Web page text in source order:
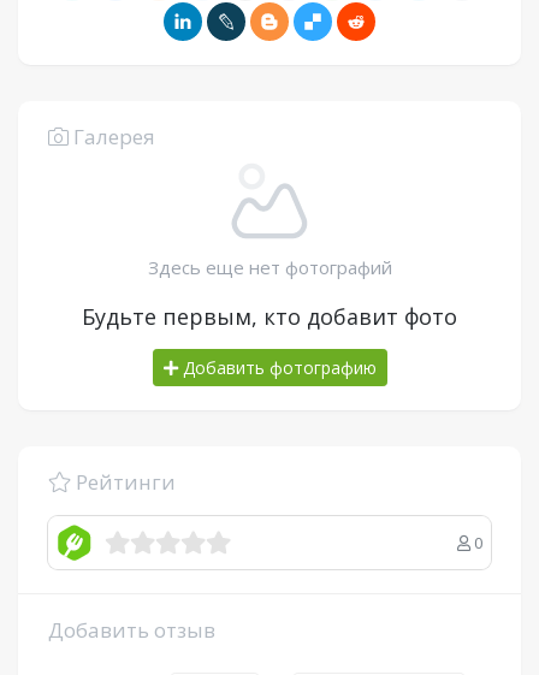
Галерея
Здесь еще нет фотографий
Будьте первым, кто добавит фото
Добавить фотографию
Рейтинги
0
Добавить отзыв